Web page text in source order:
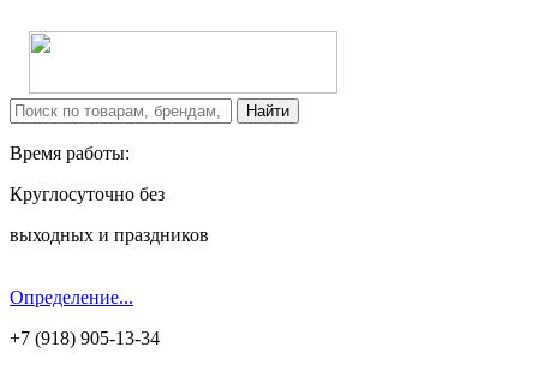
Время работы:
Круглосуточно без
выходных и праздников
Определение...
+7 (918) 905-13-34